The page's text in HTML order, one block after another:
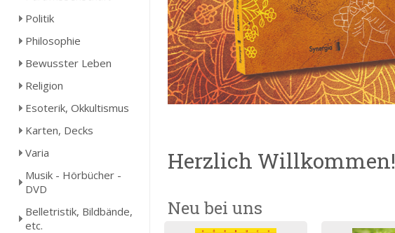
Politik
Philosophie
Bewusster Leben
Religion
Esoterik, Okkultismus
Karten, Decks
Varia
Musik - Hörbücher -
DVD
Belletristik, Bildbände,
etc.
Herzlich Willkommen!
Neu bei uns